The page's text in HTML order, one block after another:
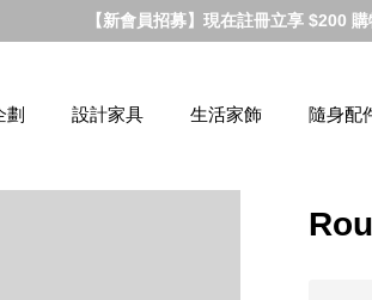
【新會員招募】現在註冊立享 $200 購
劃 設計家具 生活家飾 隨身配